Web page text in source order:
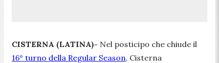
CISTERNA (LATINA)- Nel posticipo che chiude il
16° turno della Regular Season, Cisterna